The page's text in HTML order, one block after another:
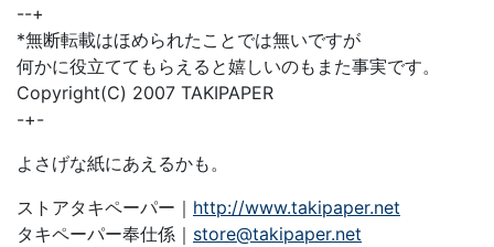
--+
*無断転載はほめられたことでは無いですが
何かに役立ててもらえると嬉しいのもまた事実です。
Copyright(C) 2007 TAKIPAPER
-+-
よさげな紙にあえるかも。
ストアタキペーパー｜ http://www.takipaper.net
タキペーパー奉仕係｜ store@takipaper.net